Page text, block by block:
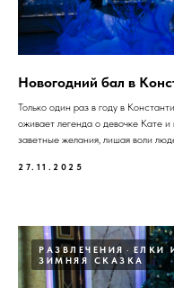
Новогодний бал в
Только один раз в году в
оживает легенда о девочке Кате
заветные желания, лишая воли
27.11.2025
РАЗВЛЕЧЕНИЯ
ЕЛКИ
ЗИМНЯЯ СКАЗКА